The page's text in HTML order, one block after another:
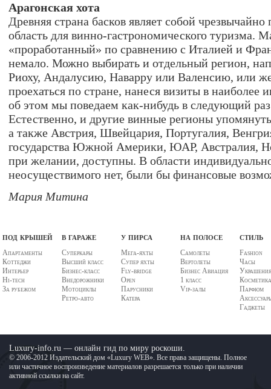
Арагонская хота
Древняя страна басков являет собой
область для винно-гастрономического туризма.
«проработанный» по сравнению с Италией и
немало. Можно выбирать и отдельный регион,
Риоху, Андалусию, Наварру или Валенсию, или
проехаться по стране, нанеся визиты в наиболее
об этом мы поведаем как-нибудь в следующий
Естественно, и другие винные регионы
а также Австрия, Швейцария, Португалия,
государства Южной Америки, ЮАР, Австралия,
при желании, доступны. В области
неосуществимого нет, были бы финансовые
Мария Митина
под крышей
Апартаменты
Коттеджи
Интерьер
Hi-tech
За рубежом
в гараже
Суперкары
Высший класс
Бизнес-класс
Внедорожники
Мотоциклы
Ретро-авто
у пирса
Мега-яхты
Супер яхты
Fly-bridge
Open
Парусники
Катера
на полосе
Самолеты
Вертолеты
Бизнес Авиация
1 класс
Vip-залы
стиль
Fashion
Часы
Парфюм
Гаджеты
Luxury-info.ru — онлайн гид по миру роскоши.
© 2006-2012 Издательский дом «Luxury WEB». Все права защищены. Полное
или частичное воспроизведение материалов разрешается только при наличии
активной ссылки на сайт.